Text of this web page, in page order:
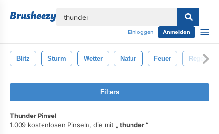
Einloggen Anmelden
Blitz Sturm Wetter Natur Feuer Regen
Filters
Thunder Pinsel
1.009 kostenlosen Pinseln, die mit
thunder